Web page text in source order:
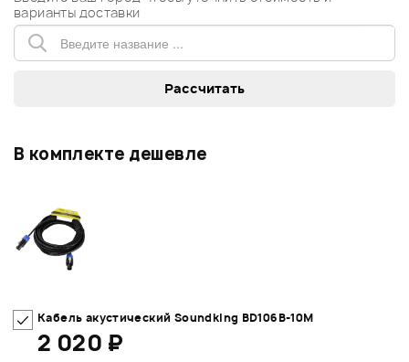
варианты доставки
В комплекте дешевле
Кабель акустический Soundking BD106B-10M
2 020 ₽